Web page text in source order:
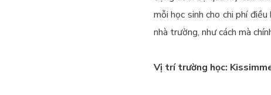
mỗi học sinh cho chi phí
nhà trường, như cách mà
Vị trí trường học: